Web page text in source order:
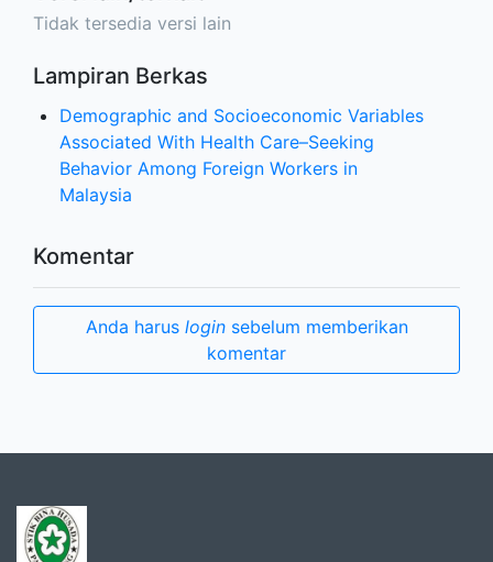
Tidak tersedia versi lain
Lampiran Berkas
Demographic and Socioeconomic Variables
Associated With Health Care–Seeking
Behavior Among Foreign Workers in
Malaysia
Komentar
Anda harus loginsebelum memberikan
komentar